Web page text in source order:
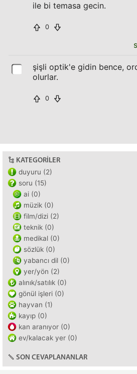
ile bi temasa gecin.
0
şişli optik'e gidin bence,
olurlar.
0
KATEGORILER
duyuru (2)
soru (15)
ai (0)
müzik (0)
film/dizi (2)
teknik (0)
medikal (0)
sözlük (0)
yabancı dil (0)
yer/yön (2)
alınık/satılık (0)
gönül işleri (0)
hayvan (1)
kayıp (0)
kan aranıyor (0)
ev/kalacak yer (0)
SON CEVAPLANANLAR